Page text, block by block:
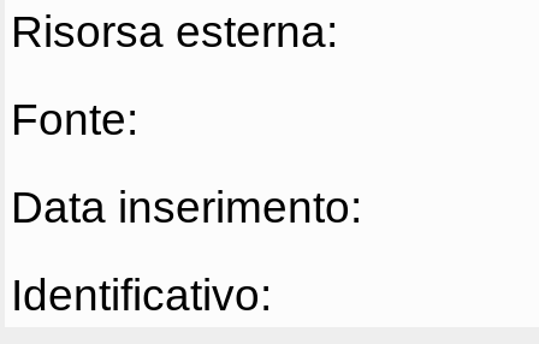
Risorsa esterna:
Fonte:
Data inserimento:
Identificativo: